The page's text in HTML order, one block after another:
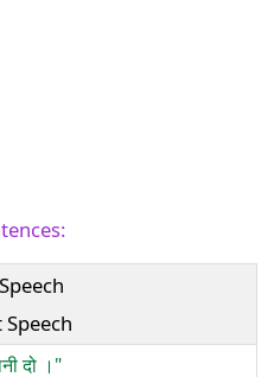
दो ।"